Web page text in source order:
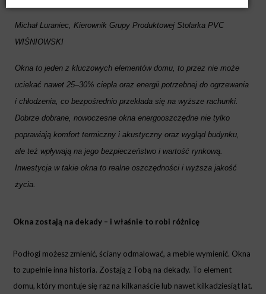
Michał Luraniec, Kierownik Grupy Produktowej Stolarka PVC
WIŚNIOWSKI
Okna to jeden z kluczowych elementów domu, to przez nie może
uciekać nawet 25–30% ciepła oraz energii potrzebnej do ogrzewania
i chłodzenia, co bezpośrednio przekłada się na wyższe rachunki.
Dobrze dobrane, nowoczesne okna energooszczędne nie tylko
poprawiają komfort termiczny i akustyczny oraz wygląd budynku,
ale też wpływają na jego bezpieczeństwo i wartość rynkową.
Inwestycja w takie okna to realne oszczędności i wyższa jakość
życia.
Okna zostają na dekady – i właśnie to robi różnicę
Podłogi możesz zmienić, ściany odmalować, a meble wymienić. Okna
to zupełnie inna historia. Zostają z Tobą na dekady. To element
domu, który montuje się raz na kilkanaście lub nawet kilkadziesiąt lat.